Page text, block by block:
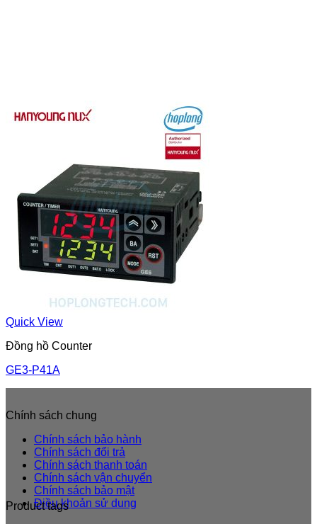
Quick View
Đồng hồ Counter
GE3-P41A
Chính sách chung
Chính sách bảo hành
Chính sách đổi trả
Chính sách thanh toán
Chính sách vận chuyển
Chính sách bảo mật
Điều khoản sử dung
Product tags